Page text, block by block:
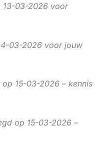
13-03-2026 voor
03-2026 voor jouw
15-03-2026 – kennis
op 15-03-2026 –